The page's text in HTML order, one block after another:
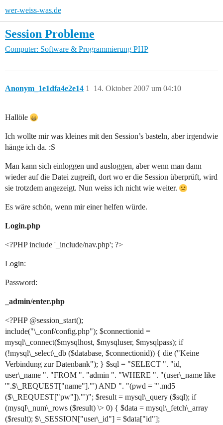
wer-weiss-was.de
Session Probleme
Computer: Software & Programmierung PHP
Anonym_1e1dfa4e2e14 14. Oktober 2007 um 04:10
1
Hallöle
Ich wollte mir was kleines mit den Session’s basteln, aber irgendwie
hänge ich da. :S
Man kann sich einloggen und ausloggen, aber wenn man dann
wieder auf die Datei zugreift, dort wo er die Session überprüft, wird
sie trotzdem angezeigt. Nun weiss ich nicht wie weiter.
Es wäre schön, wenn mir einer helfen würde.
Login.php
<?PHP include '_include/nav.php'; ?>
Login:
Password:
_admin/enter.php
<?PHP @session_start();
include("\_conf/config.php"); $connectionid =
mysql\_connect($mysqlhost, $mysqluser, $mysqlpass); if
(!mysql\_select\_db ($database, $connectionid)) { die ("Keine
Verbindung zur Datenbank"); } $sql = "SELECT ". "id,
user\_name ". "FROM ". "admin ". "WHERE ". "(user\_name like
'".$\_REQUEST["name"]."') AND ". "(pwd = '".md5
($\_REQUEST["pw"])."')"; $result = mysql\_query ($sql); if
(mysql\_num\_rows ($result) \> 0) { $data = mysql\_fetch\_array
($result); $\_SESSION["user\_id"] = $data["id"];